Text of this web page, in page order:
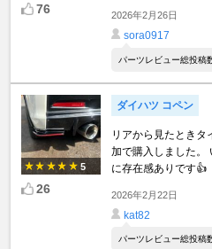
76 2026年2月26日
sora0917
パーツレビュー総投稿
5
26
ダイハツ コペン
リアから見たときタ
加で購入しました。
に存在感ありです👍
2026年2月22日
kat82
パーツレビュー総投稿